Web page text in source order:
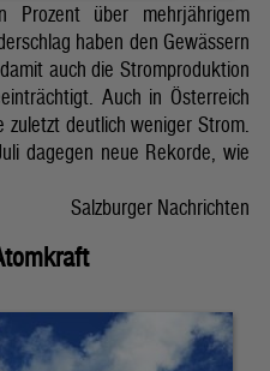
Prozent über mehrjährigem
haben den Gewässern
auch die Stromproduktion
Auch in Österreich
deutlich weniger Strom.
dagegen neue Rekorde, wie
Salzburger Nachrichten